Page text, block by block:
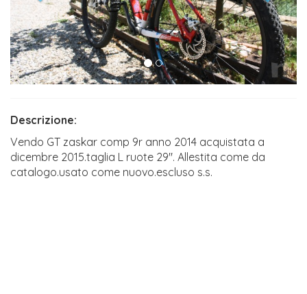
Descrizione:
Vendo GT zaskar comp 9r anno 2014 acquistata a
dicembre 2015.taglia L ruote 29". Allestita come da
catalogo.usato come nuovo.escluso s.s.